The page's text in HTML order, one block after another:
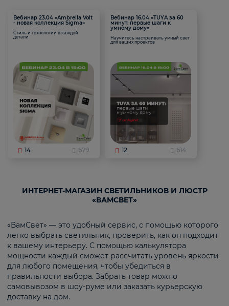
Вебинар 23.04 «Ambrella Volt
- новая коллекция Sigma»
Стиль и технологии в каждой
детали
14 679
Вебинар 16.04 «TUYA за 60
минут: первые шаги к
умному дому»
Научитесь настраивать умный свет
для ваших проектов
12 614
ИНТЕРНЕТ-МАГАЗИН СВЕТИЛЬНИКОВ И ЛЮСТР
«ВАМСВЕТ»
«ВамСвет» — это удобный сервис, с помощью которого
легко выбрать светильник, проверить, как он подходит
к вашему интерьеру. С помощью калькулятора
мощности каждый сможет рассчитать уровень яркости
для любого помещения, чтобы убедиться в
правильности выбора. Забрать товар можно
самовывозом в шоу-руме или заказать курьерскую
доставку на дом.